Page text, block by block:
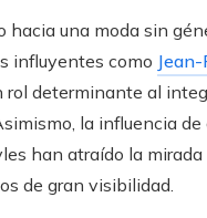
hacia una moda sin
influyentes como
rol determinante al
la influencia
han atraído la
de gran visibilidad.